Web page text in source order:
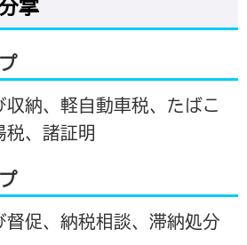
掌
納、軽自動車税、たばこ
税、諸証明
督促、納税相談、滞納処分